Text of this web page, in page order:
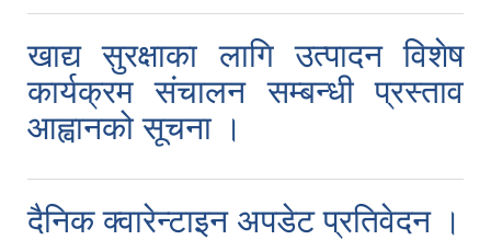
खाद्य सुरक्षाका लागि उत्पादन विशेष
कार्यक्रम संचालन सम्बन्धी प्रस्ताव
आह्वानको सूचना ।
दैनिक क्वारेन्टाइन अपडेट प्रतिवेदन ।